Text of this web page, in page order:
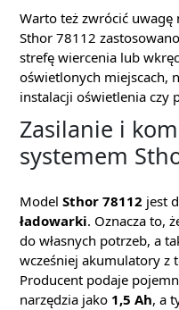
Warto też zwrócić
Sthor 78112 zastosowano
strefę wiercenia lub
oświetlonych miejscach,
instalacji oświetlenia czy
Zasilanie i
systemem
Model Sthor 78112 jest
ładowarki. Oznacza to,
do własnych potrzeb, a
wcześniej akumulatory z
Producent podaje
narzędzia jako 1,5 Ah, a